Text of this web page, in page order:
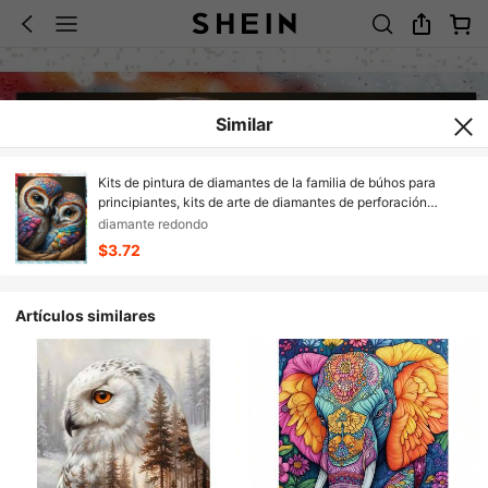
Similar
Kits de pintura de diamantes de la familia de búhos para
principiantes, kits de arte de diamantes de perforación
redonda completa para adultos, pintura de búhos por
diamante, pintura de diamantes 5D DIY Dot Gem Art, para
decoración de pared del hogar
diamante redondo
$3.72
Artículos similares